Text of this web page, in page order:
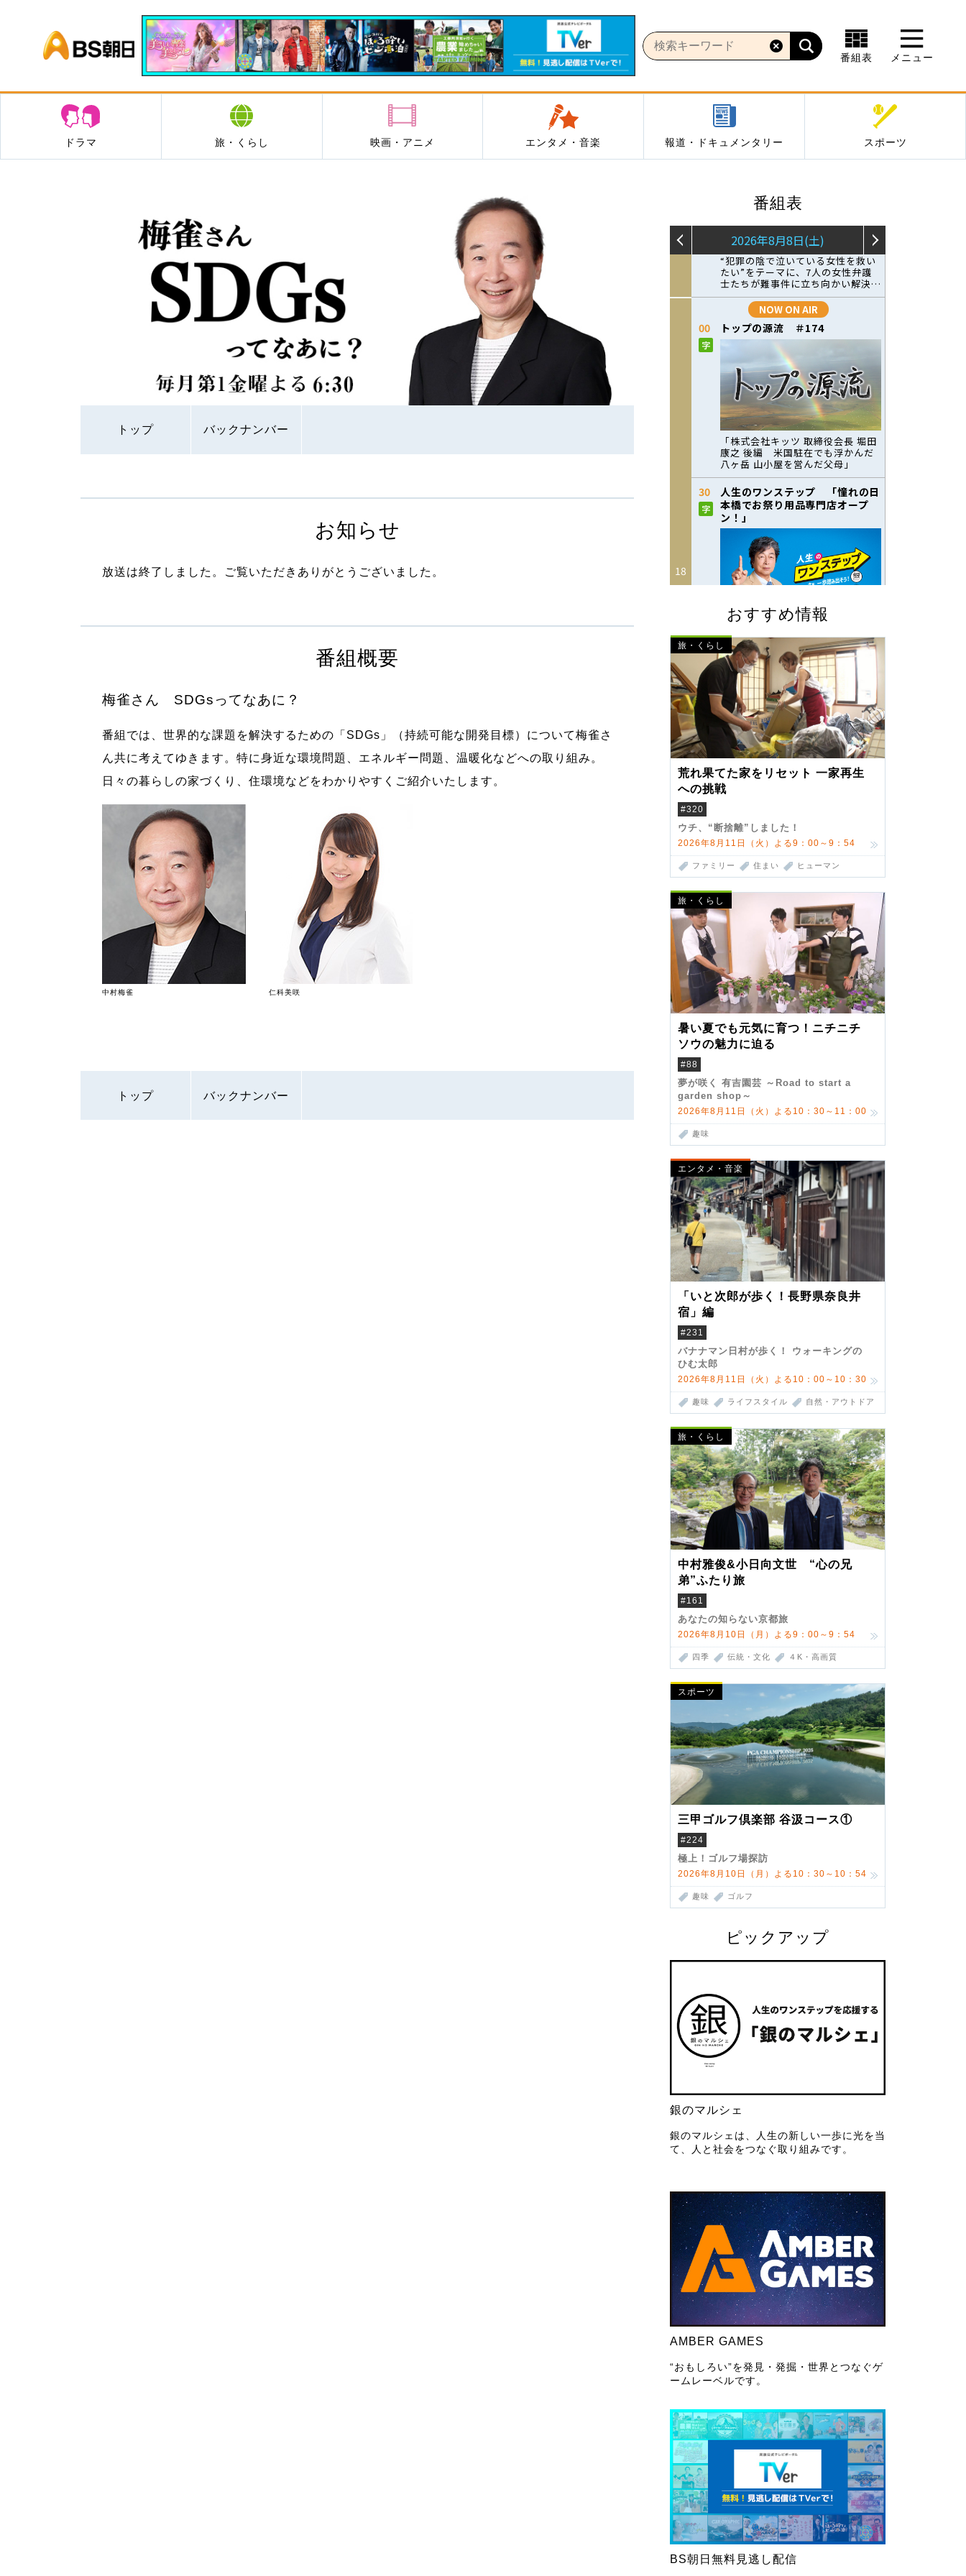
BS朝日
番組表 メニュー
ドラマ 旅・くらし 映画・アニメ エンタメ・音楽 報道・ドキュメンタリー スポーツ
トップ バックナンバー
番組表
おすすめ情報
旅・くらし
荒れ果てた家をリセット 一家再生
への挑戦
#320
ウチ、“断捨離”しました！
2026年8月11日（火）よる9：00～9：54
ファミリー 住まい ヒューマン
旅・くらし
暑い夏でも元気に育つ！ニチニチ
ソウの魅力に迫る
#88
夢が咲く 有吉園芸 ～Road to start a
garden shop～
2026年8月11日（火）よる10：30～11：00
趣味
エンタメ・音楽
「いと次郎が歩く！長野県奈良井
宿」編
#231
バナナマン日村が歩く！ ウォーキングの
ひむ太郎
2026年8月11日（火）よる10：00～10：30
趣味 ライフスタイル 自然・アウトドア
旅・くらし
中村雅俊&小日向文世 “心の兄
弟”ふたり旅
#161
あなたの知らない京都旅
2026年8月10日（月）よる9：00～9：54
四季 伝統・文化 ４K・高画質
スポーツ
三甲ゴルフ倶楽部 谷汲コース①
#224
極上！ゴルフ場探訪
2026年8月10日（月）よる10：30～10：54
趣味 ゴルフ
ピックアップ
銀のマルシェ
銀のマルシェは、人生の新しい一歩に光を当
て、人と社会をつなぐ取り組みです。
AMBER GAMES
“おもしろい”を発見・発掘・世界とつなぐゲ
ームレーベルです。
BS朝日無料見逃し配信
お知らせ
放送は終了しました。ご覧いただきありがとうございました。
番組概要
梅雀さん SDGsってなあに？
番組では、世界的な課題を解決するための「SDGs」（持続可能な開発目標）について梅雀さ
ん共に考えてゆきます。特に身近な環境問題、エネルギー問題、温暖化などへの取り組み。
日々の暮らしの家づくり、住環境などをわかりやすくご紹介いたします。
中村梅雀 仁科美咲
トップ バックナンバー